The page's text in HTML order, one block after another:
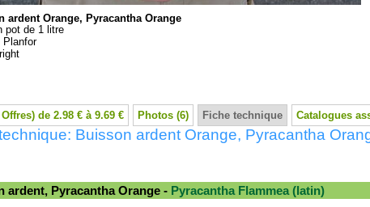
ardent Orange, Pyracantha Orange
pot de 1 litre
Planfor
de 2.98 € à 9.69 € Photos (6) Fiche technique Catalogues
Buisson ardent Orange, Pyracantha
ardent, Pyracantha Orange - Pyracantha Flammea (latin)